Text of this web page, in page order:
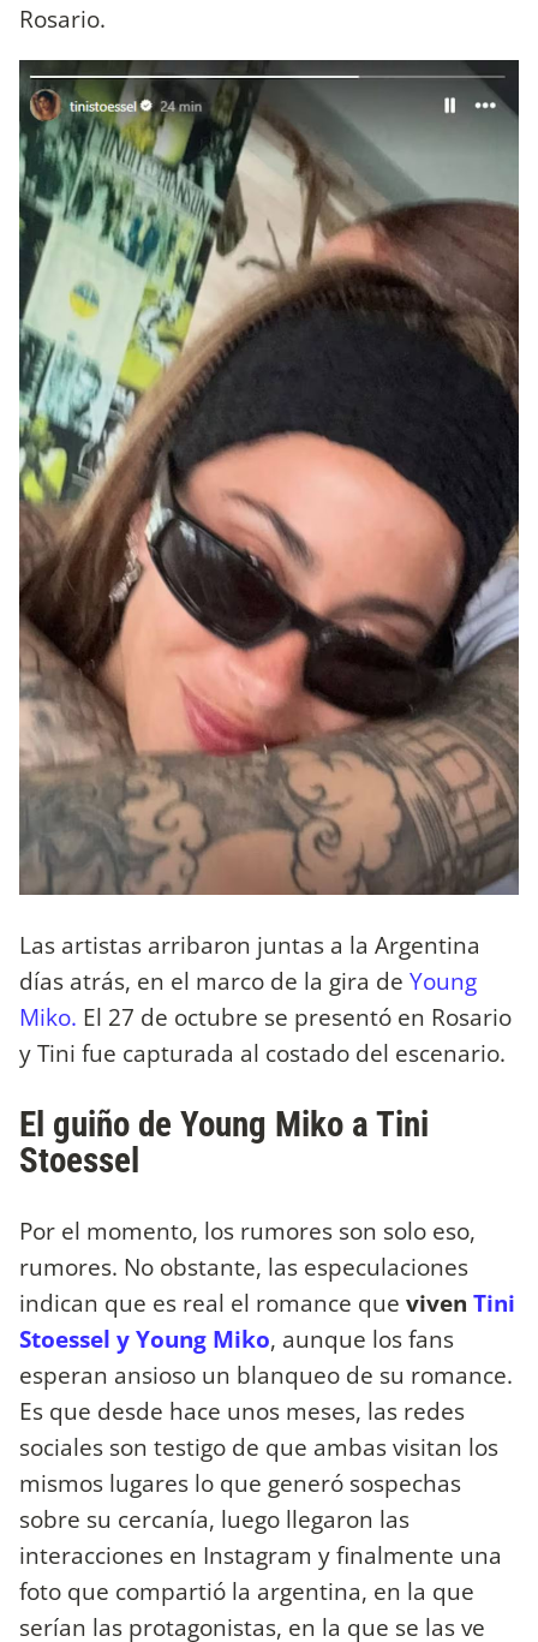
Rosario.
Las artistas arribaron juntas a la Argentina
días atrás, en el marco de la gira de Young
Miko. El 27 de octubre se presentó en Rosario
y Tini fue capturada al costado del escenario.
El guiño de Young Miko a Tini
Stoessel
Por el momento, los rumores son solo eso,
rumores. No obstante, las especulaciones
indican que es real el romance que viven Tini
Stoessel y Young Miko, aunque los fans
esperan ansioso un blanqueo de su romance.
Es que desde hace unos meses, las redes
sociales son testigo de que ambas visitan los
mismos lugares lo que generó sospechas
sobre su cercanía, luego llegaron las
interacciones en Instagram y finalmente una
foto que compartió la argentina, en la que
serían las protagonistas, en la que se las ve